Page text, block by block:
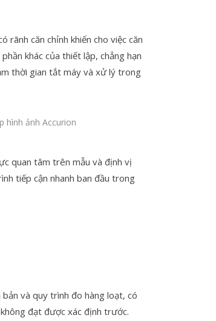
rãnh căn chỉnh khiến cho việc căn
khác của thiết lập, chẳng hạn
thời gian tắt máy và xử lý trong
hình ảnh Accurion
quan tâm trên mẫu và định vị
tiếp cận nhanh ban đầu trong
và quy trình đo hàng loạt, có
đạt được xác định trước.